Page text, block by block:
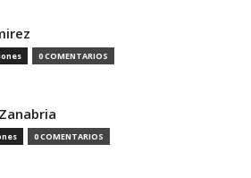
0 COMENTARIOS
0 COMENTARIOS